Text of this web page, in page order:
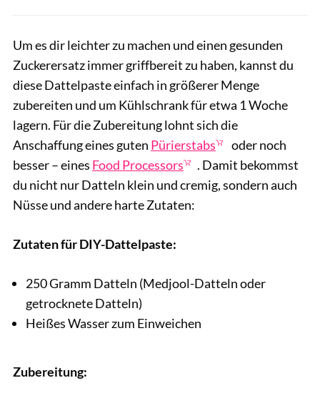
Um es dir leichter zu machen und einen gesunden
Zuckerersatz immer griffbereit zu haben, kannst du
diese Dattelpaste einfach in größerer Menge
zubereiten und um Kühlschrank für etwa 1 Woche
lagern. Für die Zubereitung lohnt sich die
Anschaffung eines guten Pürierstabs
oder noch
besser – eines Food Processors
. Damit bekommst
du nicht nur Datteln klein und cremig, sondern auch
Nüsse und andere harte Zutaten:
Zutaten für DIY-Dattelpaste:
250 Gramm Datteln (Medjool-Datteln oder
getrocknete Datteln)
Heißes Wasser zum Einweichen
Zubereitung: